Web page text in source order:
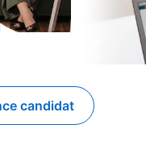
candidat